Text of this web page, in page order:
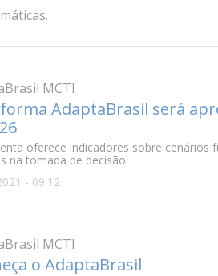
MCTI
AdaptaBrasil será
oferece indicadores sobre
na tomada de decisão
- 09:12
MCTI
o AdaptaBrasil